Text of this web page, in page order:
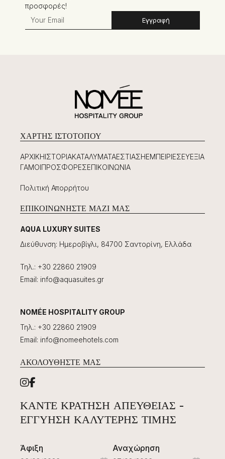
προσφορές!
Εγγραφή
ΧΆΡΤΗΣ ΙΣΤΟΤΌΠΟΥ
ΑΡΧΙΚΉΙΣΤΟΡΊΑΚΑΤΑΛΎΜΑΤΑΕΣΤΊΑΣΗΕΜΠΕΙΡΊΕΣΕΥΕΞΊΑ
ΓΆΜΟΙΠΡΟΣΦΟΡΈΣΕΠΙΚΟΙΝΩΝΊΑ
Πολιτική Απορρήτου
ΕΠΙΚΟΙΝΩΝΉΣΤΕ ΜΑΖΊ ΜΑΣ
AQUA LUXURY SUITES
Διεύθυνση: Ημεροβίγλι, 84700 Σαντορίνη, Ελλάδα
Τηλ.: +30 22860 21909
Email: info@aquasuites.gr
NOMÉE HOSPITALITY GROUP
Τηλ.: +30 22860 21909
Email: info@nomeehotels.com
ΑΚΟΛΟΥΘΉΣΤΕ ΜΑΣ
ΚΆΝΤΕ ΚΡΆΤΗΣΗ ΑΠΕΥΘΕΊΑΣ -
ΕΓΓΎΗΣΗ ΚΑΛΎΤΕΡΗΣ ΤΙΜΉΣ
Άφιξη Αναχώρηση